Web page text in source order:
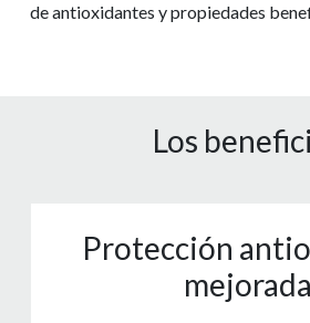
de antioxidantes y propiedades
Los
Protección
mejorada